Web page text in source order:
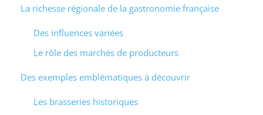
La richesse régionale de la gastronomie française
Des influences variées
Le rôle des marchés de producteurs
Des exemples emblématiques à découvrir
Les brasseries historiques